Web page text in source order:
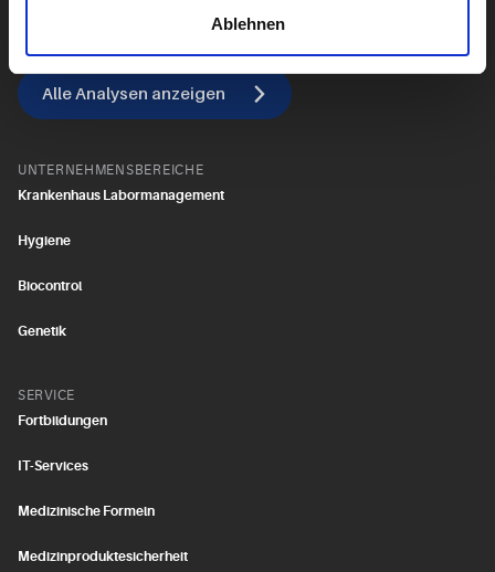
Ablehnen
Alle Analysen anzeigen
UNTERNEHMENSBEREICHE
Krankenhaus Labormanagement
Hygiene
Biocontrol
Genetik
SERVICE
Fortbildungen
IT-Services
Medizinische Formeln
Medizinproduktesicherheit